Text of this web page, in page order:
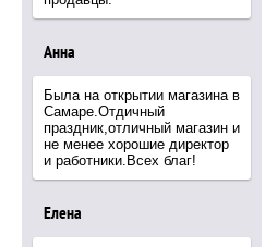
Анна
Была на открытии магазина в
Самаре.Отдичный
праздник,отличный магазин и
не менее хорошие директор
и работники.Всех благ!
Елена